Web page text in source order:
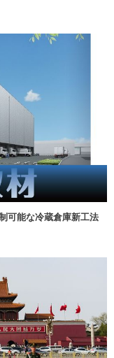
可能な冷蔵倉庫新工法